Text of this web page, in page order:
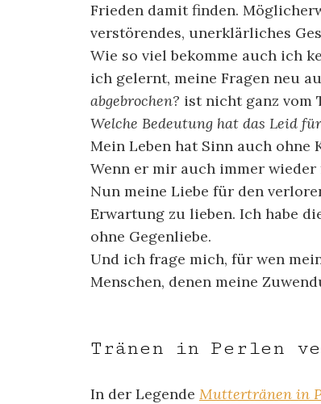
Frieden damit finden.
verstörendes, unerklärliches
Wie so viel bekomme auch ich
ich gelernt, meine Fragen neu
abgebrochen? ist nicht ganz vom
Welche Bedeutung hat das Leid
Mein Leben hat Sinn auch ohne
Wenn er mir auch immer
Nun meine Liebe für den
Erwartung zu lieben. Ich habe
ohne Gegenliebe.
Und ich frage mich, für wen
Menschen, denen meine
Tränen in Perlen
In der Legende Muttertränen in